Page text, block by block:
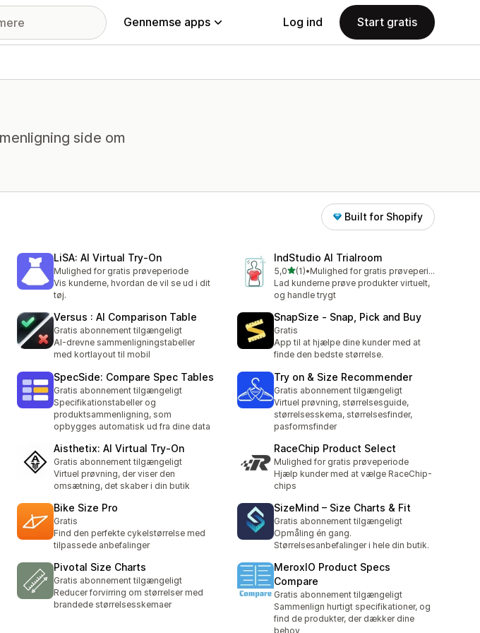
Gennemse apps Log ind Start gratis
side om
Built for Shopify
LiSA: AI Virtual Try‑On
Mulighed for gratis prøveperiode
Vis kunderne, hvordan de vil se ud i dit
tøj.
IndStudio AI Trialroom
5,0ud af 5 stjerner
(1)
1 anmeldelser i alt
•
Mulighed for gratis prøveperiode
Lad kunderne prøve produkter virtuelt,
og handle trygt
Versus : AI Comparison Table
Gratis abonnement tilgængeligt
AI-drevne sammenligningstabeller
med kortlayout til mobil
SnapSize ‑ Snap, Pick and Buy
Gratis
App til at hjælpe dine kunder med at
finde den bedste størrelse.
SpecSide: Compare Spec Tables
Gratis abonnement tilgængeligt
Specifikationstabeller og
produktsammenligning, som
opbygges automatisk ud fra dine data
Try on & Size Recommender
Gratis abonnement tilgængeligt
Virtuel prøvning, størrelsesguide,
størrelsesskema, størrelsesfinder,
pasformsfinder
Aisthetix: AI Virtual Try‑On
Gratis abonnement tilgængeligt
Virtuel prøvning, der viser den
omsætning, det skaber i din butik
RaceChip Product Select
Mulighed for gratis prøveperiode
Hjælp kunder med at vælge RaceChip-
chips
Bike Size Pro
Gratis
Find den perfekte cykelstørrelse med
tilpassede anbefalinger
SizeMind – Size Charts & Fit
Gratis abonnement tilgængeligt
Opmåling én gang.
Størrelsesanbefalinger i hele din butik.
Pivotal Size Charts
Gratis abonnement tilgængeligt
Reducer forvirring om størrelser med
brandede størrelsesskemaer
MeroxIO Product Specs
Compare
Gratis abonnement tilgængeligt
Sammenlign hurtigt specifikationer, og
find de produkter, der dækker dine
behov